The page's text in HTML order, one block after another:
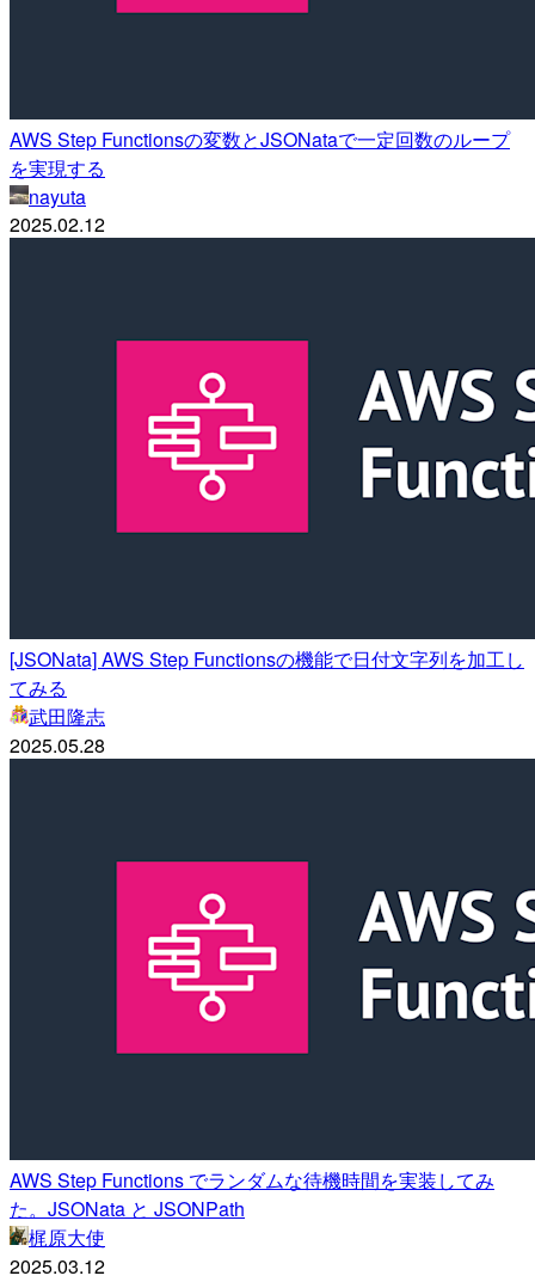
AWS Step Functionsの変数とJSONataで一定回数のループ
を実現する
nayuta
2025.02.12
[JSONata] AWS Step Functionsの機能で日付文字列を加工し
てみる
武田隆志
2025.05.28
AWS Step Functions でランダムな待機時間を実装してみ
た。JSONata と JSONPath
梶原大使
2025.03.12